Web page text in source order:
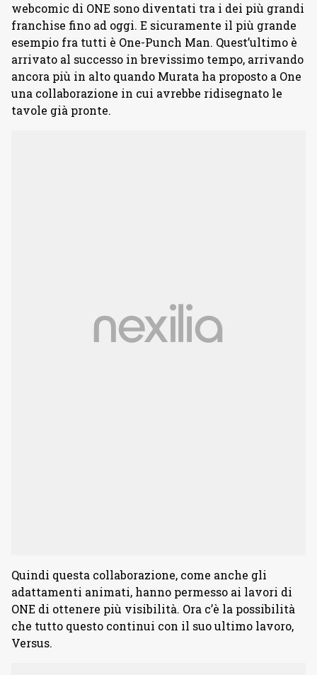
webcomic di ONE sono diventati tra i dei più grandi
franchise fino ad oggi. E sicuramente il più grande
esempio fra tutti è One-Punch Man. Quest’ultimo è
arrivato al successo in brevissimo tempo, arrivando
ancora più in alto quando Murata ha proposto a One
una collaborazione in cui avrebbe ridisegnato le
tavole già pronte.
Quindi questa collaborazione, come anche gli
adattamenti animati, hanno permesso ai lavori di
ONE di ottenere più visibilità. Ora c’è la possibilità
che tutto questo continui con il suo ultimo lavoro,
Versus.